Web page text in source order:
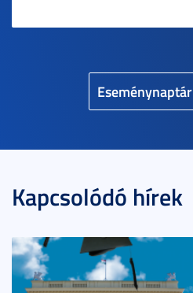
Eseménynaptár
Kapcsolódó hírek